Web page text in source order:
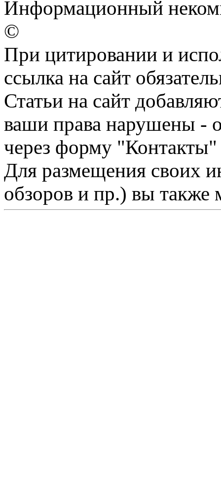
Информационный
©
При цитировании и
ссылка на сайт
Статьи на сайт
ваши права нарушены -
через форму "Контакты"
Для размещения своих
обзоров и пр.) вы также